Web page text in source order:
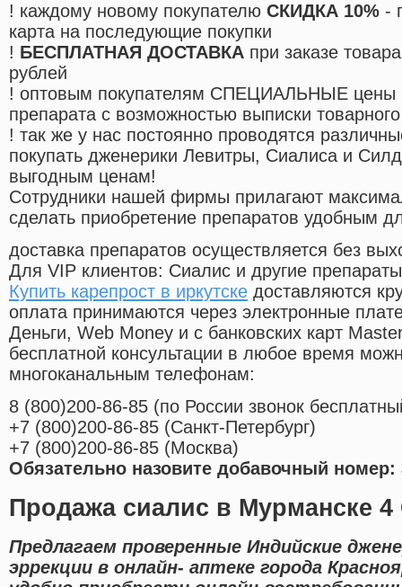
! каждому новому покупателю СКИДКА 10% -
карта на последующие покупки
! БЕСПЛАТНАЯ ДОСТАВКА при заказе
рублей
! оптовым покупателям СПЕЦИАЛЬНЫЕ цены
препарата с возможностью выписки
! так же у нас постоянно проводятся
покупать дженерики Левитры, Сиалиса и
выгодным ценам!
Cотрудники нашей фирмы прилагают
сделать приобретение препаратов удобным
доставка препаратов осуществляется без
Для VIP клиентов: Сиалис и другие
Купить карепрост в иркутске доставляются
оплата принимаются через электронные
Деньги, Web Money и с банковских карт
бесплатной консультации в любое время
многоканальным телефонам:
8 (800)200-86-85 (по России звонок
+7 (800)200-86-85 (Санкт-Петербург)
+7 (800)200-86-85 (Москва)
Обязательно назовите добавочный номер:
Продажа сиалис в Мурманске
Предлагаем проверенные Индийские
эррекции в онлайн- аптеке города